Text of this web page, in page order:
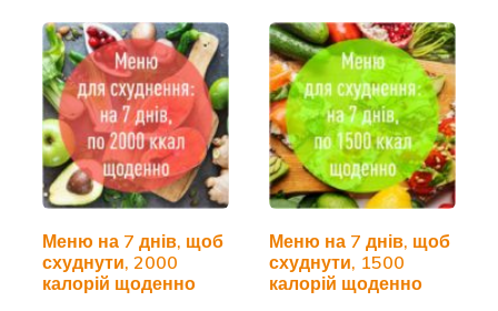
Меню на 7 днів, щоб
схуднути, 2000
калорій щоденно
Меню на 7 днів, щоб
схуднути, 1500
калорій щоденно